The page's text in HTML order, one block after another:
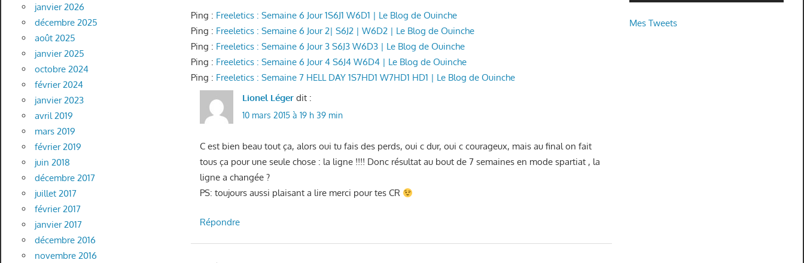
Ping : Freeletics : Semaine 6 Jour 1S6J1 W6D1 | Le Blog de Ouinche
Ping : Freeletics : Semaine 6 Jour 2| S6J2 | W6D2 | Le Blog de Ouinche
Ping : Freeletics : Semaine 6 Jour 3 S6J3 W6D3 | Le Blog de Ouinche
Ping : Freeletics : Semaine 6 Jour 4 S6J4 W6D4 | Le Blog de Ouinche
Ping : Freeletics : Semaine 7 HELL DAY 1S7HD1 W7HD1 HD1 | Le Blog de Ouinche
Lionel Léger dit :
10 mars 2015 à 19 h 39 min
C est bien beau tout ça, alors oui tu fais des perds, oui c dur, oui c courageux, mais au final on fait
tous ça pour une seule chose : la ligne !!!! Donc résultat au bout de 7 semaines en mode spartiat , la
ligne a changée ?
PS: toujours aussi plaisant a lire merci pour tes CR
Répondre
janvier 2026
décembre 2025
août 2025
janvier 2025
octobre 2024
février 2024
janvier 2023
avril 2019
mars 2019
février 2019
juin 2018
décembre 2017
juillet 2017
février 2017
janvier 2017
décembre 2016
novembre 2016
Mes Tweets